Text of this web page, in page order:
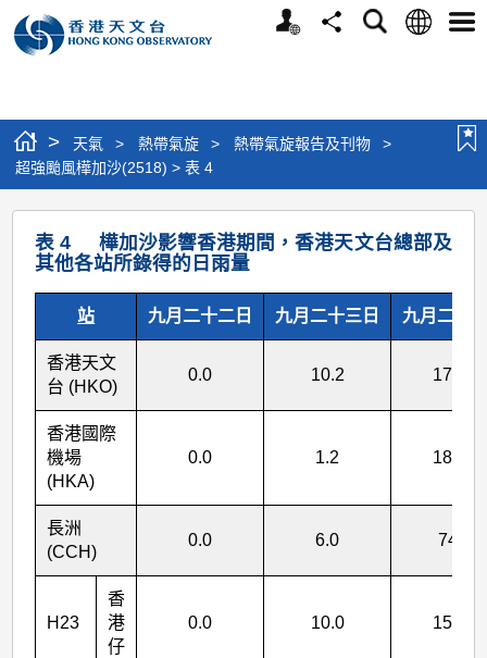
個
分
搜
語
選
> 天氣 > 熱帶氣旋 > 熱帶氣旋報告及刊物
>
超強颱風樺加沙(2518) > 表 4
超
強
颱
(2518)
表 4 樺加沙影響香港期間，香港天文台總部及
其他各站所錄得的日雨量
站 九月二十二日 九月二十三日 九月二十
香港天文
台 (HKO)
0.0 10.2 170.1
香港國際
機場
(HKA)
0.0 1.2 188.7
長洲
(CCH)
0.0 6.0 74.0
H23
香
港
仔
0.0 10.0 158.5